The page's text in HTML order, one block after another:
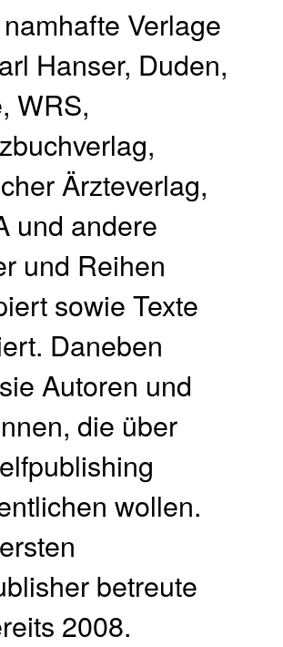
Verlage
Hanser, Duden,
WRS,
Ärzteverlag,
und andere
und Reihen
sowie Texte
Daneben
Autoren und
die über
wollen.
betreute
2008.